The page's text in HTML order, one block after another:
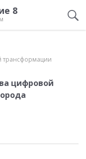
8
трансформации
цифровой